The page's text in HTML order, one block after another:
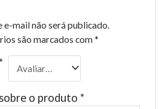
e-mail não será publicado.
são marcados com *
o produto *